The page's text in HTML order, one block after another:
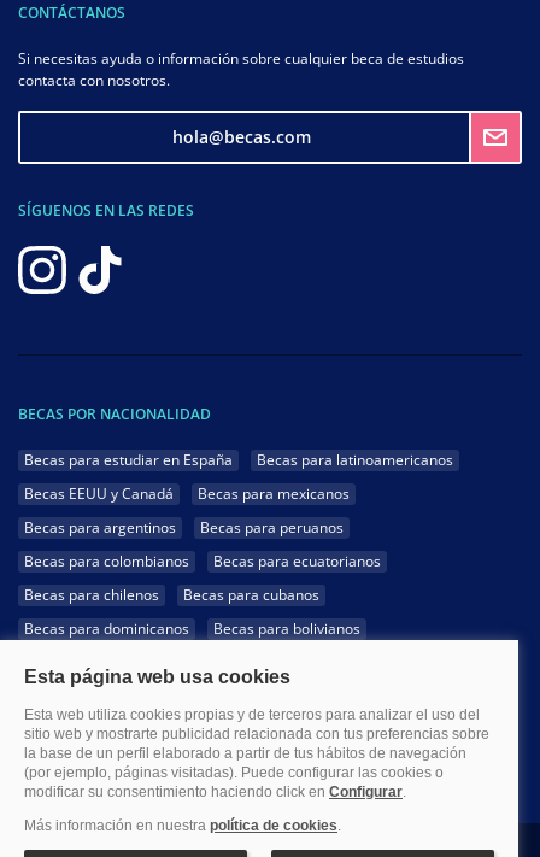
CONTÁCTANOS
Si necesitas ayuda o información sobre cualquier beca de estudios
contacta con nosotros.
hola@becas.com
SÍGUENOS EN LAS REDES
BECAS POR NACIONALIDAD
Becas para estudiar en España
Becas para latinoamericanos
Becas EEUU y Canadá
Becas para mexicanos
Becas para argentinos
Becas para peruanos
Becas para colombianos
Becas para ecuatorianos
Becas para chilenos
Becas para cubanos
Becas para dominicanos
Becas para bolivianos
Becas para hondureños
Becas para paraguayos
Becas para uruguayos
Becas para salvadoreños
1999-2026 Becas.com @Todos los derechos reservados